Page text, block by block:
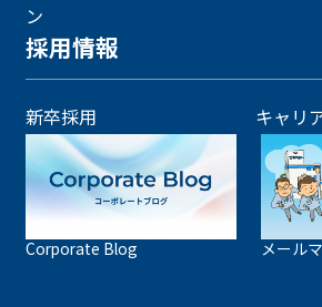
ン
採用情報
新卒採用 キャリ
Corporate Blog メール